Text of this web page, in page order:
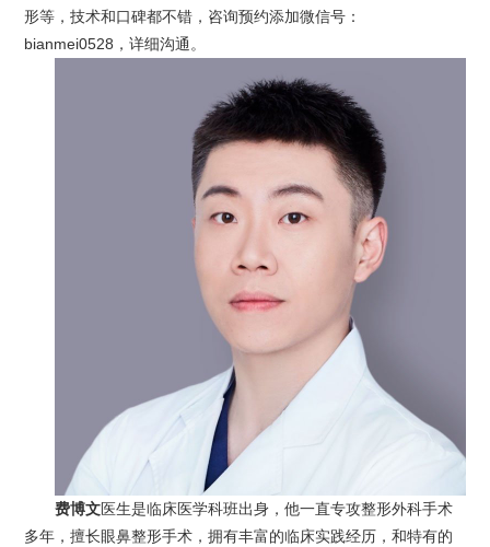
形等，技术和口碑都不错，咨询预约添加微信号：
bianmei0528，详细沟通。
费博文医生是临床医学科班出身，他一直专攻整形外科手术
多年，擅长眼鼻整形手术，拥有丰富的临床实践经历，和特有的